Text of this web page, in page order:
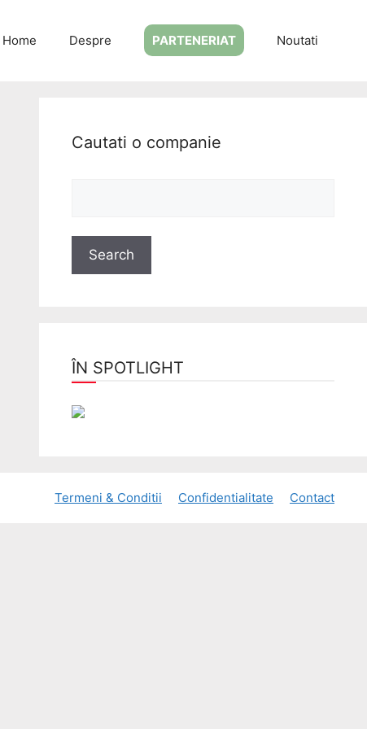
Home Despre PARTENERIAT Noutati
Cautati o companie
ÎN SPOTLIGHT
Termeni & Conditii Confidentialitate Contact